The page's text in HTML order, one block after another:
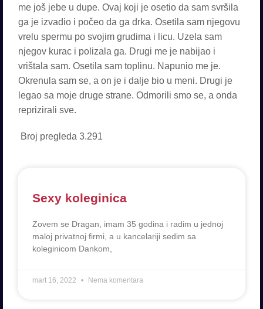
me još jebe u dupe. Ovaj koji je osetio da sam svršila
ga je izvadio i počeo da ga drka. Osetila sam njegovu
vrelu spermu po svojim grudima i licu. Uzela sam
njegov kurac i polizala ga. Drugi me je nabijao i
vrištala sam. Osetila sam toplinu. Napunio me je.
Okrenula sam se, a on je i dalje bio u meni. Drugi je
legao sa moje druge strane. Odmorili smo se, a onda
reprizirali sve.
Broj pregleda 3.291
Sexy koleginica
Zovem se Dragan, imam 35 godina i radim u jednoj
maloj privatnoj firmi, a u kancelariji sedim sa
koleginicom Dankom,
mart 16, 2022 Nema komentara